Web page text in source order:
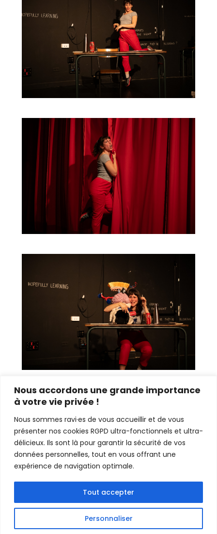
Nous accordons une grande importance
à votre vie privée !
Nous sommes ravi·es de vous accueillir et de vous
présenter nos cookies RGPD ultra-fonctionnels et ultra-
délicieux. Ils sont là pour garantir la sécurité de vos
données personnelles, tout en vous offrant une
expérience de navigation optimale.
Personnaliser
Tout accepter